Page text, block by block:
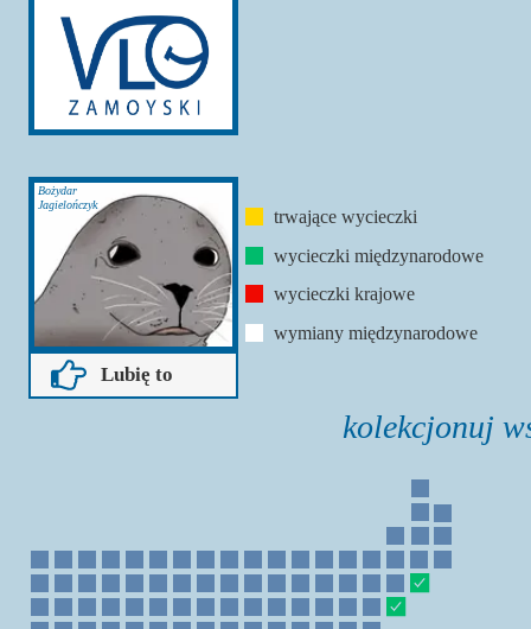
Lubię to
Bożydar
Jagielończyk
trwające wycieczki
wymiany międzynarodowe
wycieczki krajowe
kolekcjonuj
wycieczki międzynarodowe